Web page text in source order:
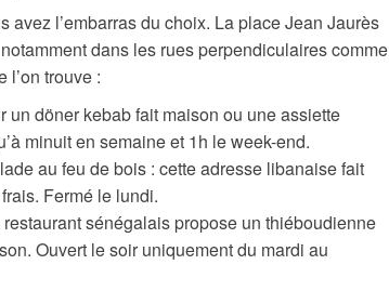
avez l’embarras du choix. La place Jean Jaurès
dans les rues perpendiculaires comme
l’on trouve :
döner kebab fait maison ou une assiette
minuit en semaine et 1h le week-end.
au feu de bois : cette adresse libanaise fait
Fermé le lundi.
sénégalais propose un thiéboudienne
Ouvert le soir uniquement du mardi au